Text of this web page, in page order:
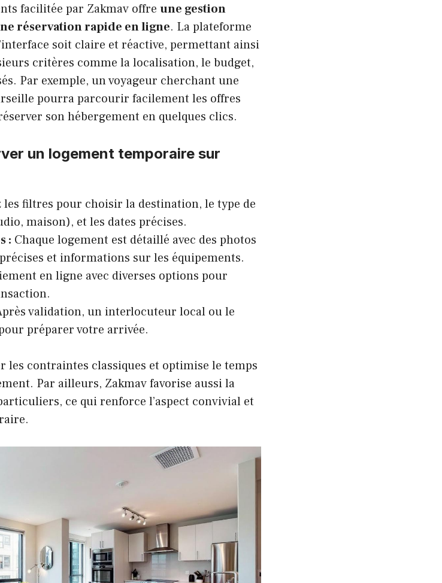
facilitée par Zakmav offre une gestion
réservation rapide en ligne. La plateforme
soit claire et réactive, permettant ainsi
critères comme la localisation, le budget,
Par exemple, un voyageur cherchant une
pourra parcourir facilement les offres
son hébergement en quelques clics.
un logement temporaire sur
les filtres pour choisir la destination, le type de
maison), et les dates précises.
: Chaque logement est détaillé avec des photos
et informations sur les équipements.
en ligne avec diverses options pour
validation, un interlocuteur local ou le
préparer votre arrivée.
les contraintes classiques et optimise le temps
Par ailleurs, Zakmav favorise aussi la
ce qui renforce l’aspect convivial et